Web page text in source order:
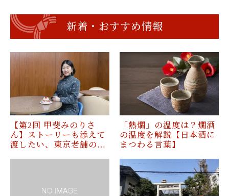
新着・おすすめ情報
【第2回 甲斐みのりさ
ん】ストーリーも添えて
渡したい、東京老舗の…
「熱燗」の温度は？燗酒
の温度を解説【日本酒に
まつわる言葉】